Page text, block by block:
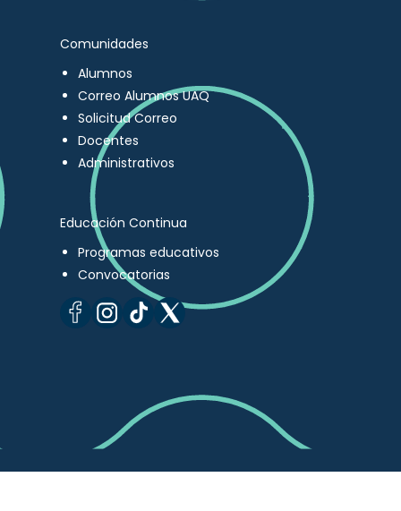
Comunidades
Alumnos
Correo Alumnos UAQ
Solicitud Correo
Docentes
Administrativos
Educación Continua
Programas educativos
Convocatorias